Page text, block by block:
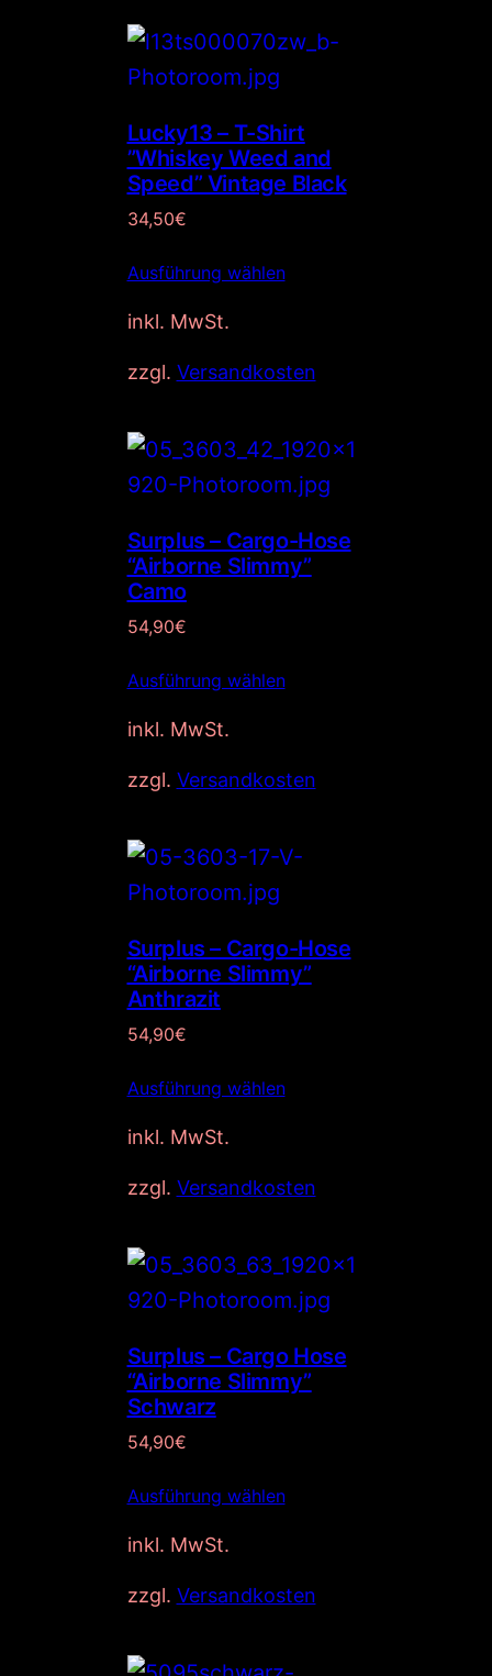
Lucky13 – T-Shirt
”Whiskey Weed and
Speed” Vintage Black
34,50€
Ausführung wählen
inkl. MwSt.
zzgl. Versandkosten
Surplus – Cargo-Hose
“Airborne Slimmy”
Camo
54,90€
Ausführung wählen
inkl. MwSt.
zzgl. Versandkosten
Surplus – Cargo-Hose
“Airborne Slimmy”
Anthrazit
54,90€
Ausführung wählen
inkl. MwSt.
zzgl. Versandkosten
Surplus – Cargo Hose
“Airborne Slimmy”
Schwarz
54,90€
Ausführung wählen
inkl. MwSt.
zzgl. Versandkosten